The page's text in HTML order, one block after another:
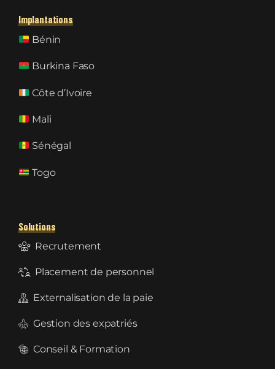
Implantations
Bénin
Burkina Faso
Côte d’Ivoire
Mali
Sénégal
Togo
Solutions
Recrutement
Placement de personnel
Externalisation de la paie
Gestion des expatriés
Conseil & Formation